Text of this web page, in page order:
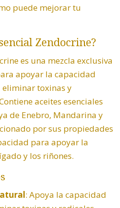
puede mejorar tu
Zendocrine?
es una mezcla exclusiva
apoyar la capacidad
toxinas y
aceites esenciales
de Enebro, Mandarina y
por sus propiedades
para apoyar la
y los riñones.
: Apoya la capacidad